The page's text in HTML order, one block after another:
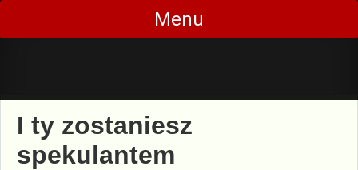
Skip
content
Menu
I ty zostaniesz
spekulantem